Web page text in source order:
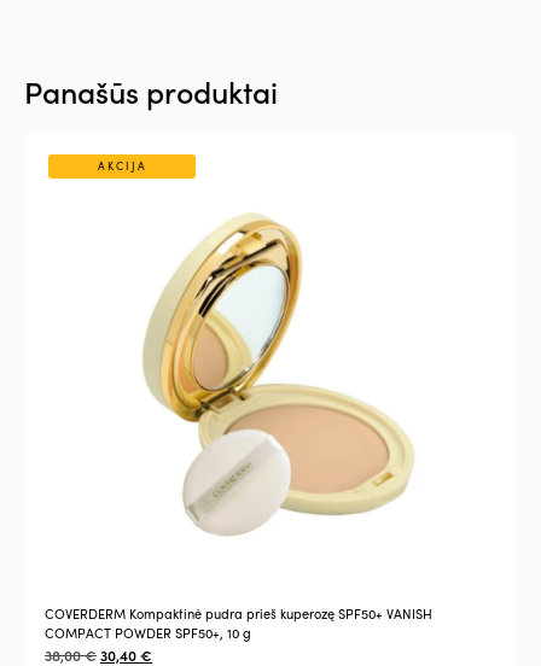
Panašūs produktai
AKCIJA
COVERDERM Kompaktinė pudra prieš kuperozę SPF50+ VANISH
COMPACT POWDER SPF50+, 10 g
38,00€30,40€